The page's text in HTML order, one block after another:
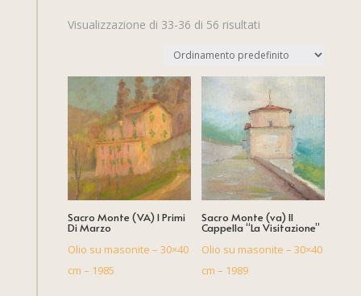
Visualizzazione di 33-36 di 56 risultati
Sacro Monte (VA) I Primi
Di Marzo
Olio su masonite – 30×40
cm – 1985
Sacro Monte (va) II
Cappella “La Visitazione”
Olio su masonite – 30×40
cm – 1989